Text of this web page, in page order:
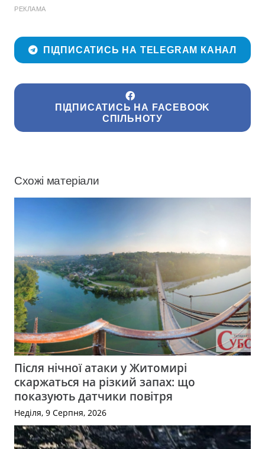
РЕКЛАМА
ПІДПИСАТИСЬ НА TELEGRAM КАНАЛ
ПІДПИСАТИСЬ НА FACEBOOK
СПІЛЬНОТУ
Схожі матеріали
Після нічної атаки у Житомирі
скаржаться на різкий запах: що
показують датчики повітря
Неділя, 9 Серпня, 2026